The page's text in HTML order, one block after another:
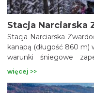
Stacja Narciarska
Stacja Narciarska
kanapą (długość 860 m)
warunki śniegowe
zgromadzonych w
Rachowca, wraz z 9.
ratrakami. Trasy
więcej >>